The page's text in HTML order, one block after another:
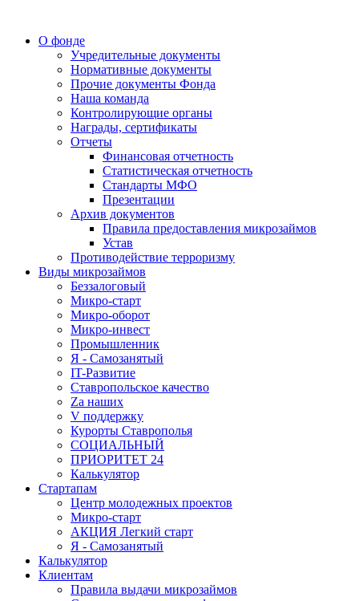
О фонде
Учредительные документы
Нормативные документы
Прочие документы Фонда
Наша команда
Контролирующие органы
Награды, сертификаты
Отчеты
Финансовая отчетность
Статистическая отчетность
Стандарты МФО
Презентации
Архив документов
Правила предоставления микрозаймов
Устав
Противодействие терроризму
Виды микрозаймов
Беззалоговый
Микро-старт
Микро-оборот
Микро-инвест
Промышленник
Я - Самозанятый
IT-Развитие
Ставропольское качество
Za наших
V поддержку
Курорты Ставрополья
СОЦИАЛЬНЫЙ
ПРИОРИТЕТ 24
Калькулятор
Стартапам
Центр молодежных проектов
Микро-старт
АКЦИЯ Легкий старт
Я - Самозанятый
Калькулятор
Клиентам
Правила выдачи микрозаймов